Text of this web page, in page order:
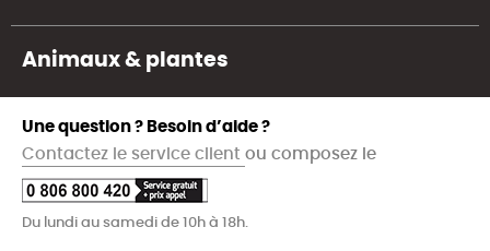
Animaux & plantes
Une question ? Besoin d’aide ?
Contactez le service client ou composez le
Du lundi au samedi de 10h à 18h.